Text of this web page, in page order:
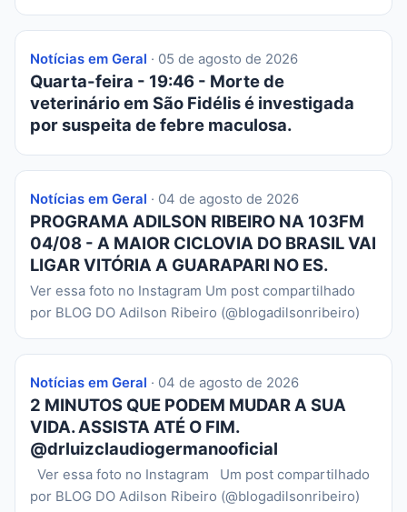
Notícias em Geral · 05 de agosto de 2026
Quarta-feira - 19:46 - Morte de
veterinário em São Fidélis é investigada
por suspeita de febre maculosa.
Notícias em Geral · 04 de agosto de 2026
PROGRAMA ADILSON RIBEIRO NA 103FM
04/08 - A MAIOR CICLOVIA DO BRASIL VAI
LIGAR VITÓRIA A GUARAPARI NO ES.
Ver essa foto no Instagram Um post compartilhado
por BLOG DO Adilson Ribeiro (@blogadilsonribeiro)
Notícias em Geral · 04 de agosto de 2026
2 MINUTOS QUE PODEM MUDAR A SUA
VIDA. ASSISTA ATÉ O FIM.
@drluizclaudiogermanooficial
Ver essa foto no Instagram Um post compartilhado
por BLOG DO Adilson Ribeiro (@blogadilsonribeiro)